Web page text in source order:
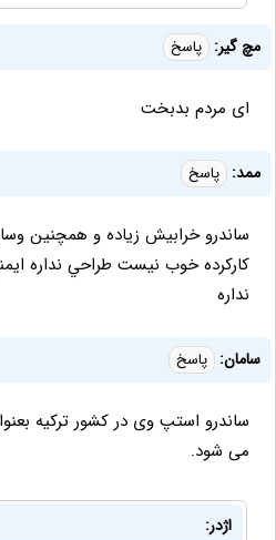
مچ گیر: پاسخ
ای مردم بدبخت
ممد: پاسخ
ساندرو خرابيش زياده و همچنين
كاركرده خوب نيست طراحي نداره
نداره
سامان: پاسخ
ساندرو استپ وی در کشور ترکیه
می شود.
اژدر: